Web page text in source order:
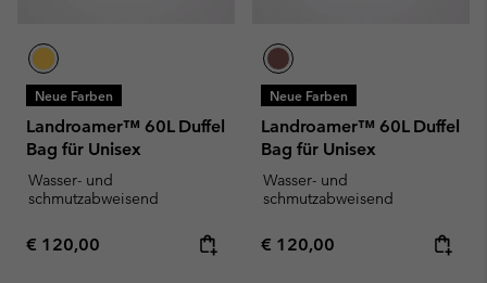
Neue Farben
Landroamer™ 60L Duffel
Bag für Unisex
Wasser- und
schmutzabweisend
Regular price:
€ 120,00
Neue Farben
Landroamer™ 60L Duffel
Bag für Unisex
Wasser- und
schmutzabweisend
Regular price:
€ 120,00